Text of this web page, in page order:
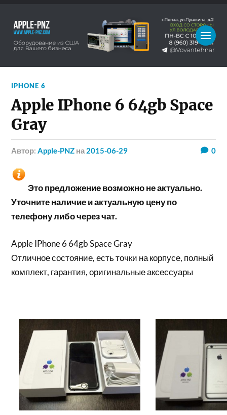
IPHONE 6
Apple IPhone 6 64gb Space
Gray
Автор:Apple-PNZ на 2015-06-29 0
Это предложение возможно не актуально.
Уточните наличие и актуальную цену по
телефону либо через чат.
Apple IPhone 6 64gb Space Gray
Отличное состояние, есть точки на корпусе, полный
комплект, гарантия, оригинальные аксессуары